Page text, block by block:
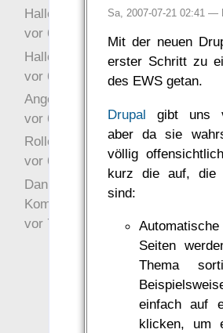
Sa, 2007-07-21 02:41 —
Mit der neuen
erster Schritt zu
des EWS getan.
Drupal gibt uns
aber da sie
völlig
kurz die auf, die
sind:
Seiten
Thema
einfach auf
klicken, um
Hallo Ochrasylion
vor 6 Jahre 10 Wochen
Hallo Drak
vor 6 Jahre 10 Wochen
Angefragt
vor 6 Jahre 10 Wochen
Rollenspielrunde
vor 6 Jahre 10 Wochen
Danke für Deinen
Kommentar!
vor 7 Jahre 22 Wochen